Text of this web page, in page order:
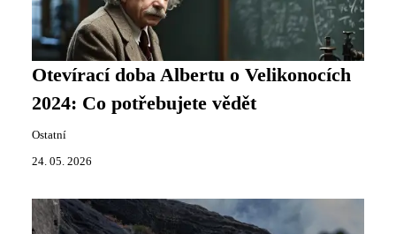
Otevírací doba Albertu o Velikonocích
2024: Co potřebujete vědět
Ostatní
24. 05. 2026